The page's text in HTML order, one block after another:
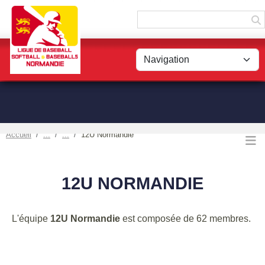
Accueil 12U Normandie
12U NORMANDIE
L'équipe 12U Normandie est composée de 62 membres.
Panneau de gestion des cookies